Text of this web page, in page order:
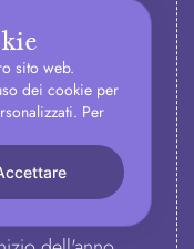
da giugno,
per i vostri
investiti all'inizio
nei confronti
conflitti con
richiederà una
vostra carriera.
verificheranno
e partner.
sito web.
dei cookie per
Per